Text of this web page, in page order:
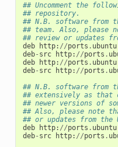
## Uncomment the
## repository.
## N.B. software from
## team. Also, please
## review or updates
deb
http: //ports . ubuntu
deb- src http: //ports .
deb
http: //ports . ubuntu
deb- src http: //ports .
## N.B. software from
## extensively as that
## newer versions of
## Also, please note
## or updates from the
deb
http: //ports . ubuntu
deb- src http: //ports .